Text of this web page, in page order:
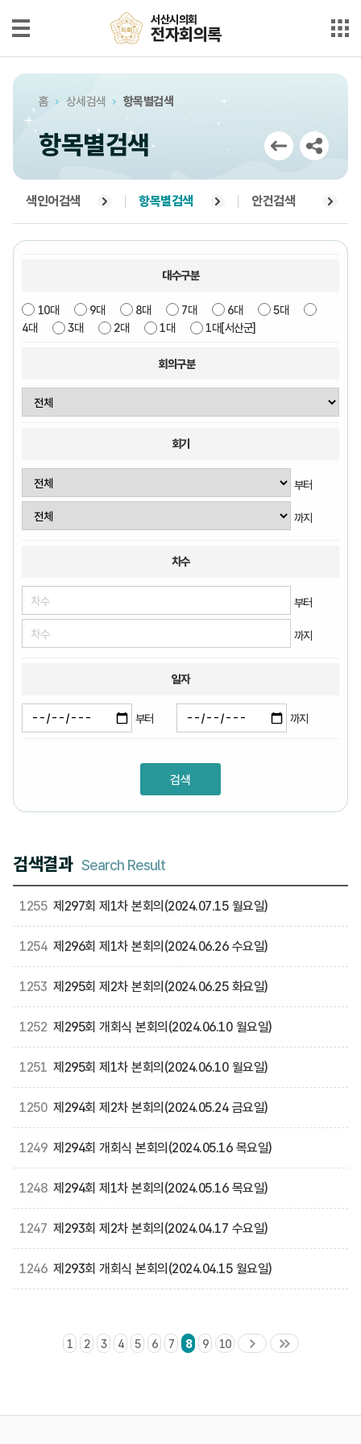
서산시의회
전자회의록
최근회의록
단순검색
상세검색
부록검색
의안정보
서산시의회
전자회의록
홈 상세검색 항목별검색
항목별검색
색인어검색 항목별검색 안건검색
대수구분
10대 9대 8대 7대 6대
5대
4대
3대 2대 1대 1대[서산군]
회의구분
회기
부터
까지
차수
부터
까지
일자
부터 까지
검색결과 Search Result
1255 제297회 제1차 본회의(2024.07.15 월요일)
1254 제296회 제1차 본회의(2024.06.26 수요일)
1253 제295회 제2차 본회의(2024.06.25 화요일)
1252 제295회 개회식 본회의(2024.06.10 월요일)
1251 제295회 제1차 본회의(2024.06.10 월요일)
1250 제294회 제2차 본회의(2024.05.24 금요일)
1249 제294회 개회식 본회의(2024.05.16 목요일)
1248 제294회 제1차 본회의(2024.05.16 목요일)
1247 제293회 제2차 본회의(2024.04.17 수요일)
1246 제293회 개회식 본회의(2024.04.15 월요일)
1 2 3 4 5 6 7 8 9 10